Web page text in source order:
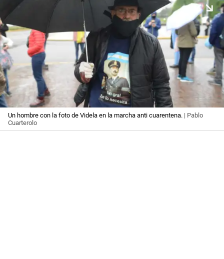
Un hombre con la foto de Videla en la marcha anti cuarentena. | Pablo
Cuarterolo